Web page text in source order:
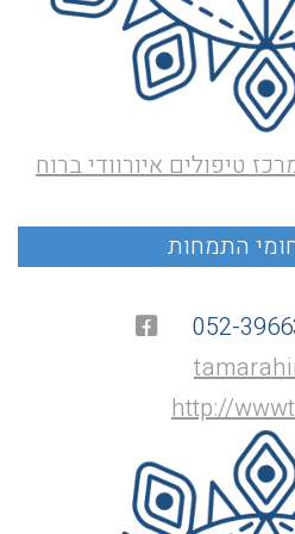
טיפולים איורוודי ברוח
052-
http://